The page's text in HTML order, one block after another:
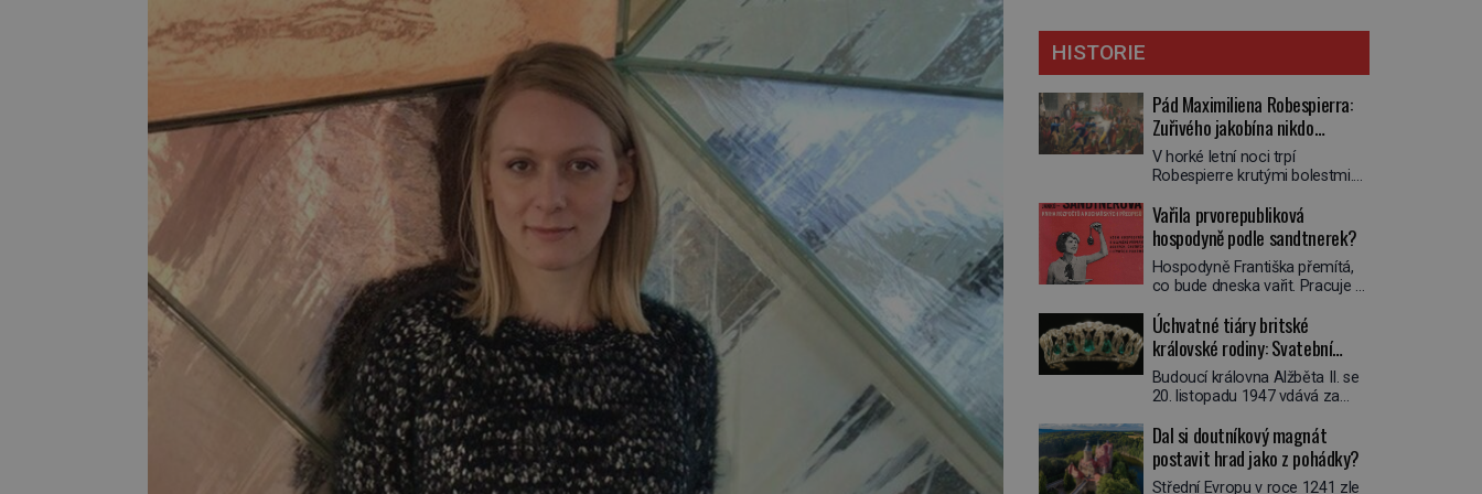
HISTORIE
Pád Maximiliena Robespierra:
Zuřivého jakobína nikdo
nelitoval?
V horké letní noci trpí
Robespierre krutými bolestmi.
víří kolotoč myšlenek. Když se
probere z mdlob, vzpomene si
na jednu z pařížských
jasnovidek, kterou před lety
navštívil. Prorokovala mu
vysmál. „Robespierre to
dotáhne hodně daleko,“
prohlásil o něm jiný významný
francouzský revolucionář,
Honoré de Mirabeau […]
Vařila prvorepubliková
hospodyně podle sandtnerek?
Hospodyně Františka přemítá,
co bude dneska vařit. Pracuje v
mlsný jazýček. Zalistuje proto
rychle v jedné ze „sandtnerek“.
„Zaplaťpánbůh, že už
nemusíme chodit s lístky,“
povzdechne si směrem ke
ruce. Ještě v prvních letech
nové republiky fungoval kvůli
nedostatku zboží přídělový
Úchvatné tiáry britské
královské rodiny: Svatební
klenot Alžbětě II. praskl
Budoucí královna Alžběta II. se
20. listopadu 1947 vdává za
Mountbattena. Aby měla na
obřad ve Westminsteru podle
tradice „něco vypůjčeného“, její
Dal si doutníkový magnát
postavit hrad jako z pohádky?
Střední Evropu v roce 1241 zle